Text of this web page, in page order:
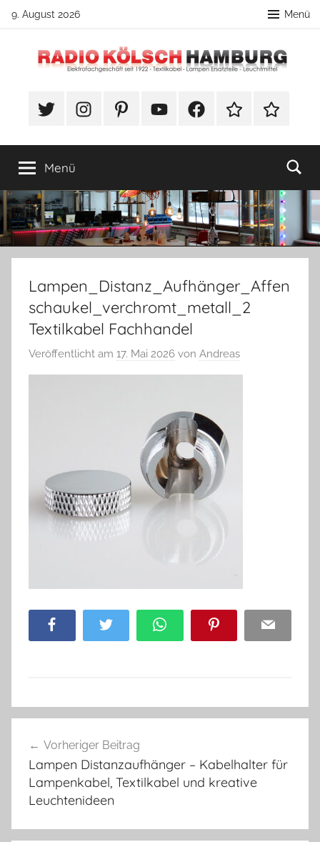
Zum
springen
9. August 2026 Menü
Radio
Hamburg
Lampenbau
#TwitterInstagramPinterestYouTubeFacebookTikTok Webshop
Menü
Lampen_Distanz_Aufhänger_Affen
schaukel_verchromt_metall_2
Textilkabel Fachhandel
Veröffentlicht am 17. Mai 2026 von Andreas
Facebook Twitter WhatsApp Pinterest Email
Vorheriger Beitrag
Lampen Distanzaufhänger – Kabelhalter für
Lampenkabel, Textilkabel und kreative
Leuchtenideen